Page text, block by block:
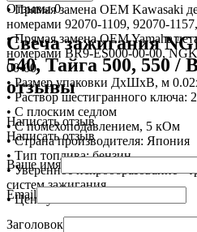
• Прямая замена OEM Kawasaki
номерами 92070-1109, 92070-
• Прямая замена OEM Yamaha
номерами BR9-ES000-00-00,
00-00
• Размер упаковки ДхШхВ, м
• Раствор шестигранного ключа:
• С плоским седлом
• С помехоподавлением, 5 кОм
• Страна производителя: Япония
• Тип топлива: бензин
• Уверенное искрообразование -
систем зажигания
• Цена указана за 1 шт
Отзывы0
Свеча зажигания
540, Тайга 500, 550 /
отзывы
Написать отзыв
Написать отзыв
Ваше имя
Email
Заголовок